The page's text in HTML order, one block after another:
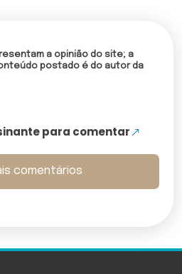
a opinião do site; a
postado é do autor da
para comentar
comentários